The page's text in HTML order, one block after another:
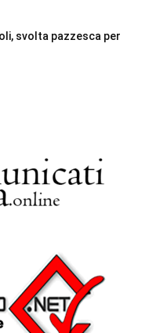
svolta pazzesca per